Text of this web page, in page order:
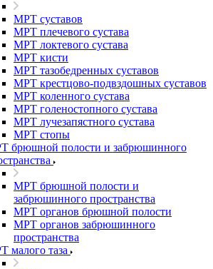
МРТ суставов
МРТ плечевого сустава
МРТ локтевого сустава
МРТ кисти
МРТ тазобедренных суставов
МРТ крестцово-подвздошных суставов
МРТ коленного сустава
МРТ голеностопного сустава
МРТ лучезапястного сустава
МРТ стопы
брюшной полости и забрюшинного
МРТ брюшной полости и
забрюшинного пространства
МРТ органов брюшной полости
МРТ органов забрюшинного
пространства
малого таза